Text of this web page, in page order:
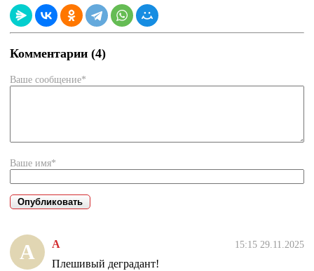
Комментарии (4)
Ваше сообщение*
Ваше имя*
А А 15:15 29.11.2025
Плешивый деградант!